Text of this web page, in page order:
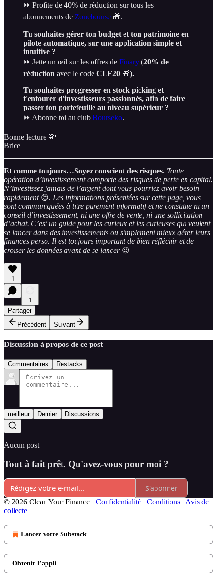
⏩ Profite de 40% de réduction sur tous les
abonnements de Zonebourse 🎁.
Tu souhaites gérer ton budget et ton patrimoine en
pilote automatique, sur une application simple et
intuitive ?
⏩ Jette un œil sur les offres de Finary (20% de
réduction avec le code CLF20 🎁).
Tu souhaites progresser en stock picking et
t'entourer d'investisseurs passionnés, afin de faire
passer ton portefeuille au niveau supérieur ?
⏩ Abonne toi au club Bourseko.
Bonne lecture 💸
Brice
Et comme toujours…Soyez conscient des risques. Toute
opération d’investissement comporte des risques de perte en capital.
N’investissez jamais de l’argent dont vous pourriez avoir besoin
rapidement 😊. Les informations présentées sur cette page, vous
sont communiquées à titre purement informatif et ne constitue ni un
conseil d’investissement, ni une offre de vente, ni une sollicitation
d’achat. C’est un guide pour les curieux et les curieuses qui veulent
se lancer dans des investissements ou simplement mieux gérer leurs
finances perso. Il est toujours important de bien réfléchir et de
croiser les données avant de se lancer 😉
1
1
Partager
Précédent
Suivant
Discussion à propos de ce post
Commentaires Restacks
meilleur Dernier Discussions
Aucun post
Tout à fait prêt. Qu'avez-vous pour moi ?
S'abonner
© 2026 Clean Your Finance · Confidentialité ∙ Conditions ∙ Avis de
collecte
Lancez votre Substack
Obtenir l’appli